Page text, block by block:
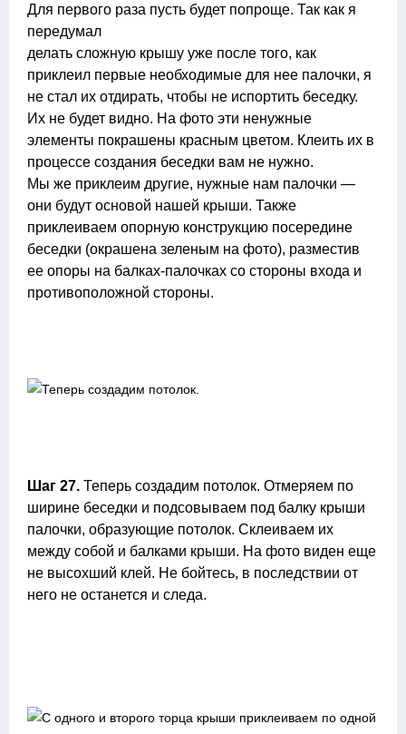
Для первого раза пусть будет попроще. Так как я
передумал
делать сложную крышу уже после того, как
приклеил первые необходимые для нее палочки, я
не стал их отдирать, чтобы не испортить беседку.
Их не будет видно. На фото эти ненужные
элементы покрашены красным цветом. Клеить их в
процессе создания беседки вам не нужно.
Мы же приклеим другие, нужные нам палочки —
они будут основой нашей крыши. Также
приклеиваем опорную конструкцию посередине
беседки (окрашена зеленым на фото), разместив
ее опоры на балках-палочках со стороны входа и
противоположной стороны.
Шаг 27. Теперь создадим потолок. Отмеряем по
ширине беседки и подсовываем под балку крыши
палочки, образующие потолок. Склеиваем их
между собой и балками крыши. На фото виден еще
не высохший клей. Не бойтесь, в последствии от
него не останется и следа.